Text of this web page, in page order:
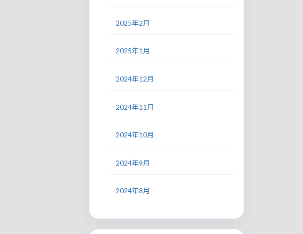
2025年2月
2025年1月
2024年12月
2024年11月
2024年10月
2024年9月
2024年8月